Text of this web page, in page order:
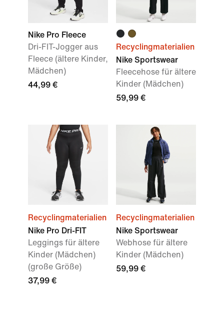
Nike Pro Fleece
Dri-FIT-Jogger aus
Fleece (ältere Kinder,
Mädchen)
44,99 €
Recyclingmaterialien
Nike Sportswear
Fleecehose für ältere
Kinder (Mädchen)
59,99 €
Recyclingmaterialien
Nike Pro Dri-FIT
Leggings für ältere
Kinder (Mädchen)
(große Größe)
37,99 €
Recyclingmaterialien
Nike Sportswear
Webhose für ältere
Kinder (Mädchen)
59,99 €